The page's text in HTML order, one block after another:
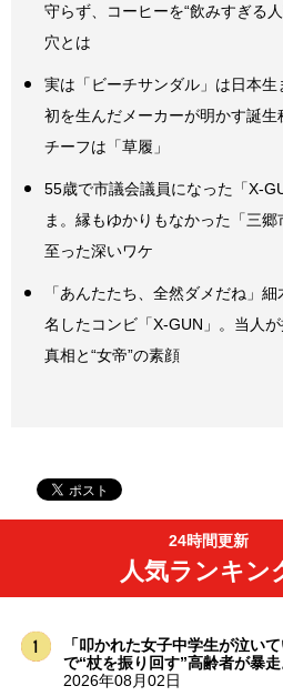
守らず、コーヒーを“飲みすぎる
穴とは
実は「ビーチサンダル」は日本
初を生んだメーカーが明かす誕生
チーフは「草履」
55歳で市議会議員になった「X-
ま。縁もゆかりもなかった「三郷
至った深いワケ
「あんたたち、全然ダメだね」
名したコンビ「X-GUN」。当人
真相と“女帝”の素顔
24時間更新
人気ランキン
「叩かれた女子中学生が泣い
で“杖を振り回す”高齢者が暴
2026年08月02日